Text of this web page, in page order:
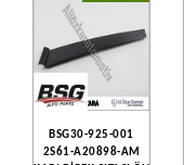
BSG30-925-001
2S61-A20898-AM